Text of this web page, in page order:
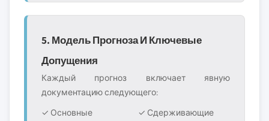
5. Модель Прогноза И Ключевые
Допущения
Каждый прогноз включает явную
документацию следующего:
✓ Основные
✓ Сдерживающие